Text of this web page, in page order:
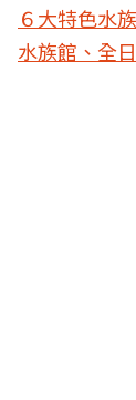
６大特色水
水族館、全